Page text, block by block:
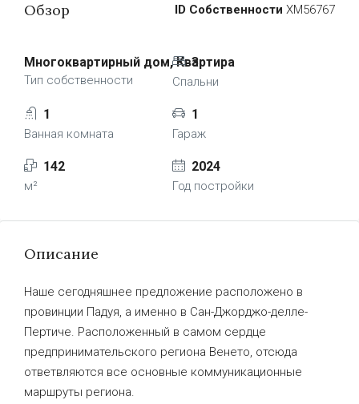
Обзор ID Собственности ХМ56767
Многоквартирный дом, Квартира
Тип собственности
3
Спальни
1
Ванная комната
1
Гараж
142
м²
2024
Год постройки
Описание
Наше сегодняшнее предложение расположено в
провинции Падуя, а именно в Сан-Джорджо-делле-
Пертиче. Расположенный в самом сердце
предпринимательского региона Венето, отсюда
ответвляются все основные коммуникационные
маршруты региона.